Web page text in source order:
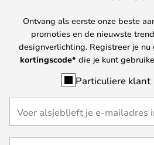
Ontvang als eerste onze beste
promoties en de nieuwste
designverlichting. Registreer je nu
kortingscode* die je kunt
Particuliere klant